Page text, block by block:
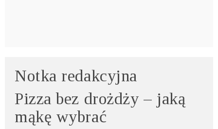
Notka redakcyjna
Pizza bez drożdży – jaką
mąkę wybrać